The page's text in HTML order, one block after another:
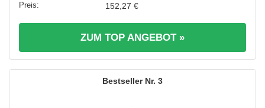
152,27 €
ZUM TOP ANGEBOT »
3